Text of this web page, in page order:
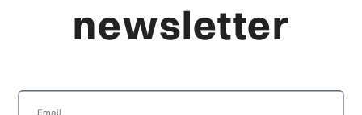
Viceroy
SERVICIO TÉCNICO OFICIAL
ZONA DISTRIBUIDOR
Producto
ENVÍOS Y ENTREGAS
newsletter